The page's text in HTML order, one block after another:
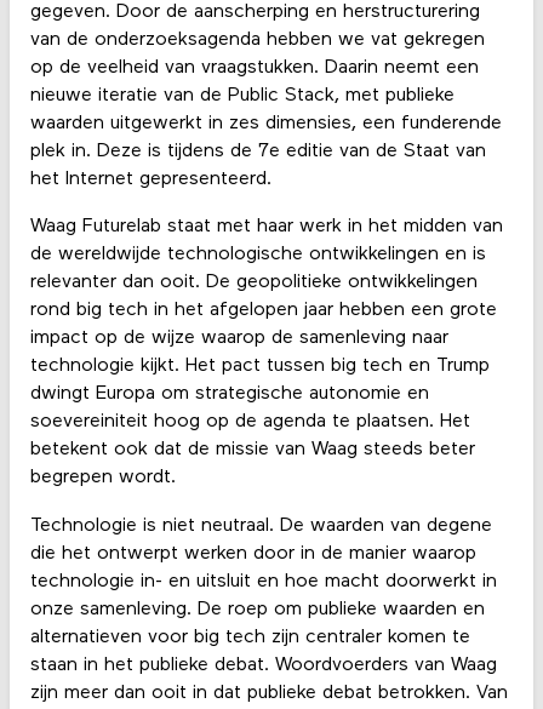
gegeven. Door de aanscherping en herstructurering
van de onderzoeksagenda hebben we vat gekregen
op de veelheid van vraagstukken. Daarin neemt een
nieuwe iteratie van de Public Stack, met publieke
waarden uitgewerkt in zes dimensies, een funderende
plek in. Deze is tijdens de 7e editie van de Staat van
het Internet gepresenteerd.
Waag Futurelab staat met haar werk in het midden van
de wereldwijde technologische ontwikkelingen en is
relevanter dan ooit. De geopolitieke ontwikkelingen
rond big tech in het afgelopen jaar hebben een grote
impact op de wijze waarop de samenleving naar
technologie kijkt. Het pact tussen big tech en Trump
dwingt Europa om strategische autonomie en
soevereiniteit hoog op de agenda te plaatsen. Het
betekent ook dat de missie van Waag steeds beter
begrepen wordt.
Technologie is niet neutraal. De waarden van degene
die het ontwerpt werken door in de manier waarop
technologie in- en uitsluit en hoe macht doorwerkt in
onze samenleving. De roep om publieke waarden en
alternatieven voor big tech zijn centraler komen te
staan in het publieke debat. Woordvoerders van Waag
zijn meer dan ooit in dat publieke debat betrokken. Van